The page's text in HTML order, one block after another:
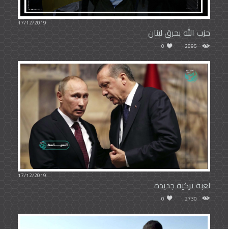
17/12/2019
حزب الله يحرق لبنان
2895
0
17/12/2019
لعبة تركية جديدة
2730
0